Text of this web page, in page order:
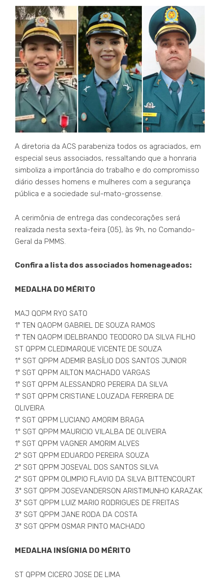
A diretoria da ACS parabeniza todos os agraciados, em
especial seus associados, ressaltando que a honraria
simboliza a importância do trabalho e do compromisso
diário desses homens e mulheres com a segurança
pública e a sociedade sul-mato-grossense.
A cerimônia de entrega das condecorações será
realizada nesta sexta-feira (05), às 9h, no Comando-
Geral da PMMS.
Confira a lista dos associados homenageados:
MEDALHA DO MÉRITO
MAJ QOPM RYO SATO
1º TEN QAOPM GABRIEL DE SOUZA RAMOS
1º TEN QAOPM IDELBRANDO TEODORO DA SILVA FILHO
ST QPPM CLEDIMARQUE VICENTE DE SOUZA
1° SGT QPPM ADEMIR BASÍLIO DOS SANTOS JUNIOR
1º SGT QPPM AILTON MACHADO VARGAS
1º SGT QPPM ALESSANDRO PEREIRA DA SILVA
1º SGT QPPM CRISTIANE LOUZADA FERREIRA DE
OLIVEIRA
1º SGT QPPM LUCIANO AMORIM BRAGA
1° SGT QPPM MAURICIO VILALBA DE OLIVEIRA
1º SGT QPPM VAGNER AMORIM ALVES
2º SGT QPPM EDUARDO PEREIRA SOUZA
2º SGT QPPM JOSEVAL DOS SANTOS SILVA
2º SGT QPPM OLIMPIO FLAVIO DA SILVA BITTENCOURT
3º SGT QPPM JOSEVANDERSON ARISTIMUNHO KARAZAK
3º SGT QPPM LUIZ MARIO RODRIGUES DE FREITAS
3º SGT QPPM JANE RODA DA COSTA
3º SGT QPPM OSMAR PINTO MACHADO
MEDALHA INSÍGNIA DO MÉRITO
ST QPPM CICERO JOSE DE LIMA